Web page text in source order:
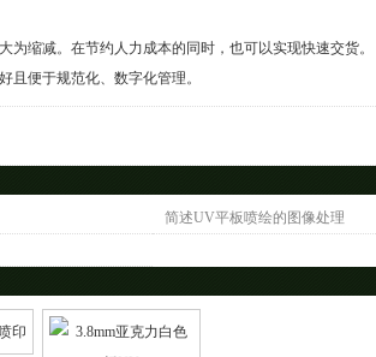
缩减。在节约人力成本的同时，也可以实现快速交货。
便于规范化、数字化管理。
简述UV平板喷绘的图像处理